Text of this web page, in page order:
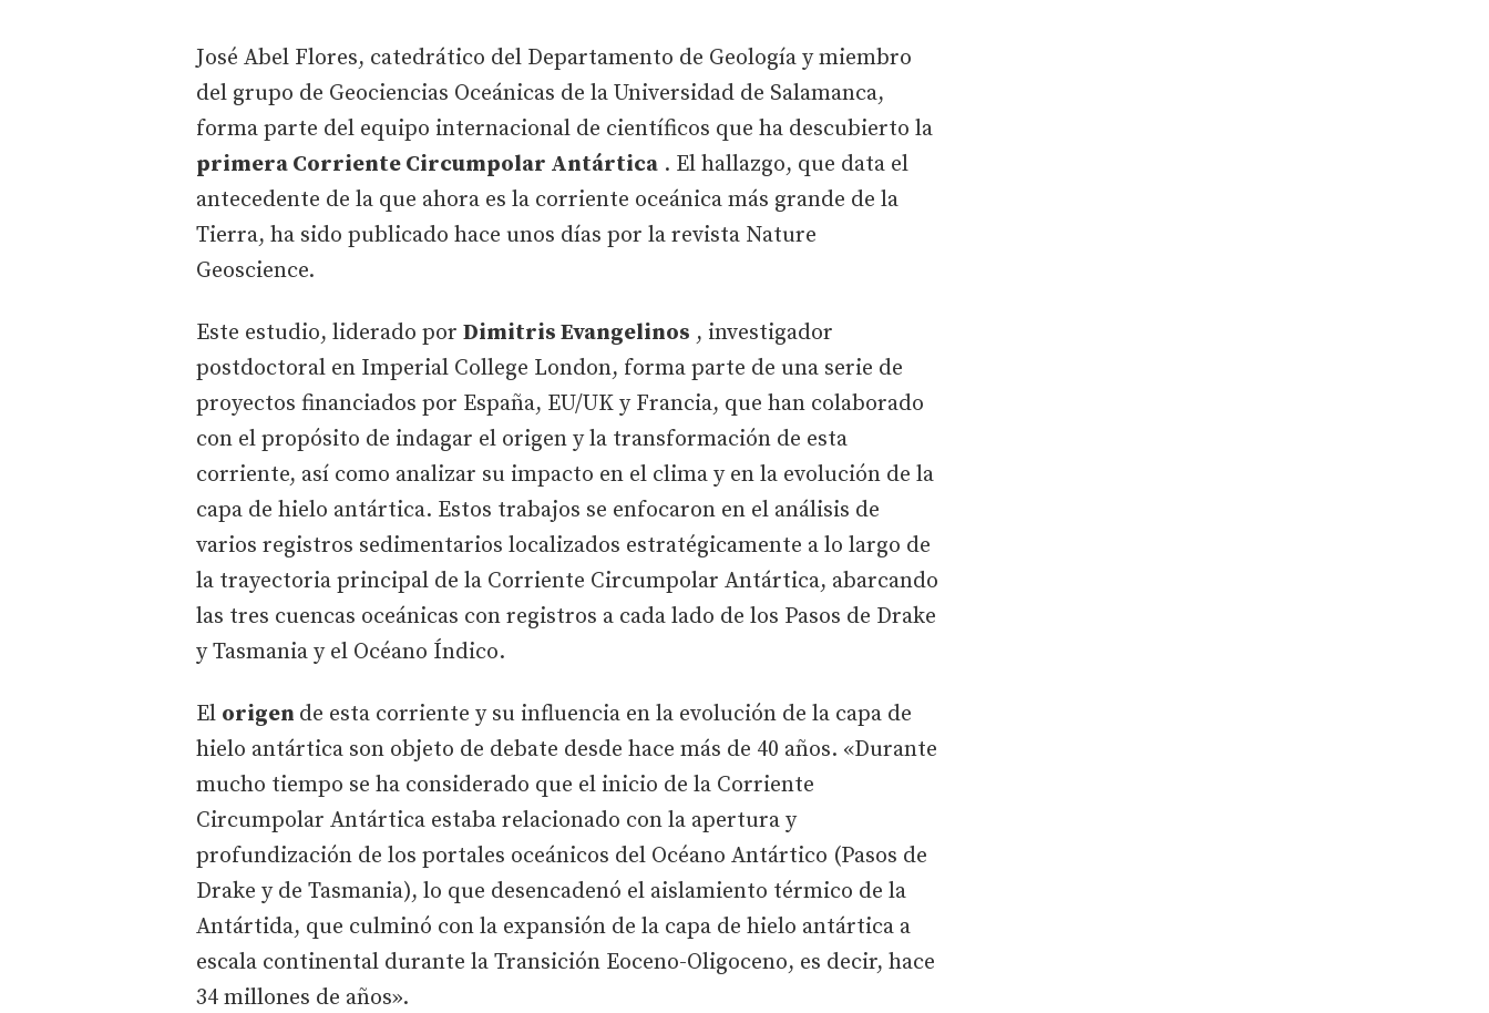
José Abel Flores, catedrático del Departamento de Geología y miembro
del grupo de Geociencias Oceánicas de la Universidad de Salamanca,
forma parte del equipo internacional de científicos que ha descubierto la
primera Corriente Circumpolar Antártica . El hallazgo, que data el
antecedente de la que ahora es la corriente oceánica más grande de la
Tierra, ha sido publicado hace unos días por la revista Nature
Geoscience.
Este estudio, liderado por Dimitris Evangelinos , investigador
postdoctoral en Imperial College London, forma parte de una serie de
proyectos financiados por España, EU/UK y Francia, que han colaborado
con el propósito de indagar el origen y la transformación de esta
corriente, así como analizar su impacto en el clima y en la evolución de la
capa de hielo antártica. Estos trabajos se enfocaron en el análisis de
varios registros sedimentarios localizados estratégicamente a lo largo de
la trayectoria principal de la Corriente Circumpolar Antártica, abarcando
las tres cuencas oceánicas con registros a cada lado de los Pasos de Drake
y Tasmania y el Océano Índico.
El origen de esta corriente y su influencia en la evolución de la capa de
hielo antártica son objeto de debate desde hace más de 40 años. «Durante
mucho tiempo se ha considerado que el inicio de la Corriente
Circumpolar Antártica estaba relacionado con la apertura y
profundización de los portales oceánicos del Océano Antártico (Pasos de
Drake y de Tasmania), lo que desencadenó el aislamiento térmico de la
Antártida, que culminó con la expansión de la capa de hielo antártica a
escala continental durante la Transición Eoceno-Oligoceno, es decir, hace
34 millones de años».